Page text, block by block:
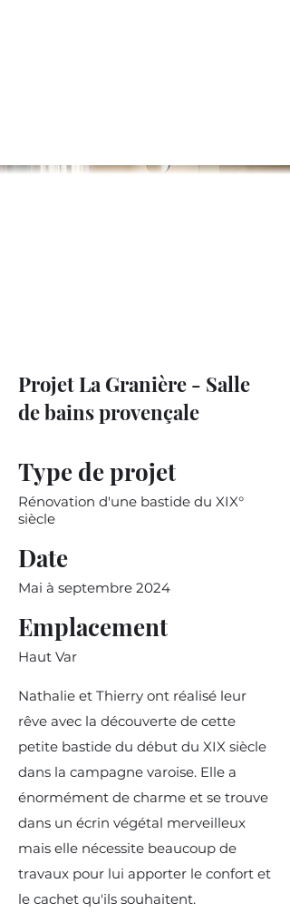
Projet La Granière - Salle
de bains provençale
Type de projet
Rénovation d'une bastide du XIX°
siècle
Date
Mai à septembre 2024
Emplacement
Haut Var
Nathalie et Thierry ont réalisé leur
rêve avec la découverte de cette
petite bastide du début du XIX siècle
dans la campagne varoise. Elle a
énormément de charme et se trouve
dans un écrin végétal merveilleux
mais elle nécessite beaucoup de
travaux pour lui apporter le confort et
le cachet qu'ils souhaitent.